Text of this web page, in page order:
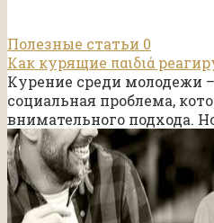
Полезные статьи 0
Как курящие παιδιά
Курение среди молодежи –
социальная проблема,
внимательного подхода.